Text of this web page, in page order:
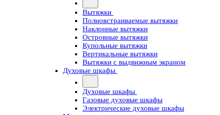
Вытяжки
Полновстраиваемые вытяжки
Наклонные вытяжки
Островные вытяжки
Купольные вытяжки
Вертикальные вытяжки
Вытяжки с выдвижным экраном
Духовые шкафы
Духовые шкафы
Газовые духовые шкафы
Электрические духовые шкафы